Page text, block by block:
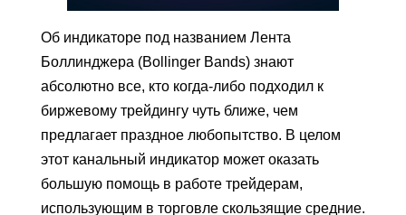
Об индикаторе под названием Лента
Боллинджера (Bollinger Bands) знают
абсолютно все, кто когда-либо подходил к
биржевому трейдингу чуть ближе, чем
предлагает праздное любопытство. В целом
этот канальный индикатор может оказать
большую помощь в работе трейдерам,
использующим в торговле скользящие средние.